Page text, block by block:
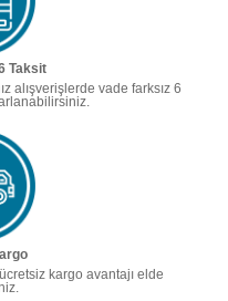
Taksit
alışverişlerde vade farksız 6
kargo avantajı elde